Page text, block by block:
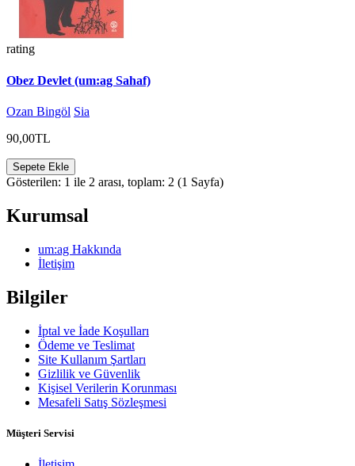
rating
Obez Devlet (um:ag Sahaf)
Ozan Bingöl Sia
90,00TL
Sepete Ekle
Gösterilen: 1 ile 2 arası, toplam: 2 (1 Sayfa)
Kurumsal
um:ag Hakkında
İletişim
Bilgiler
İptal ve İade Koşulları
Ödeme ve Teslimat
Site Kullanım Şartları
Gizlilik ve Güvenlik
Kişisel Verilerin Korunması
Mesafeli Satış Sözleşmesi
Müşteri Servisi